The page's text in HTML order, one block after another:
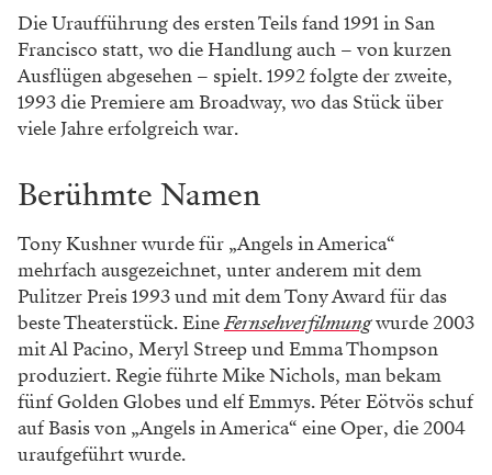
Die Uraufführung des ersten Teils fand 1991 in San
Francisco statt, wo die Handlung auch – von kurzen
Ausflügen abgesehen – spielt. 1992 folgte der zweite,
1993 die Premiere am Broadway, wo das Stück über
viele Jahre erfolgreich war.
Berühmte Namen
Tony Kushner wurde für „Angels in America“
mehrfach ausgezeichnet, unter anderem mit dem
Pulitzer Preis 1993 und mit dem Tony Award für das
beste Theaterstück. EineFernsehverfilmungwurde 2003
mit Al Pacino, Meryl Streep und Emma Thompson
produziert. Regie führte Mike Nichols, man bekam
fünf Golden Globes und elf Emmys. Péter Eötvös schuf
auf Basis von „Angels in America“ eine Oper, die 2004
uraufgeführt wurde.